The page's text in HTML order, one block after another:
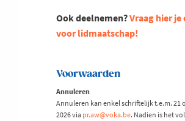
Ook deelnemen?Vraag hier
voor lidmaatschap!
Voorwaarden
Annuleren
Annuleren kan enkel schriftelijk t.e.m. 21
2026 via pr.aw@voka.be. Nadien is het